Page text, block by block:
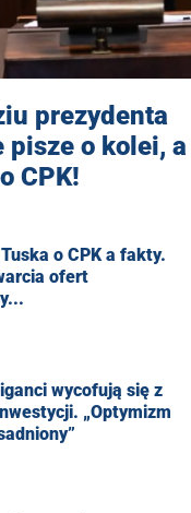
prezydenta
pisze o kolei, a
CPK!
o CPK a fakty.
ofert
wycofują się z
„Optymizm